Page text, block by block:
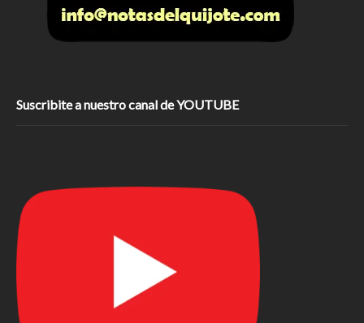
Suscribite a nuestro canal de YOUTUBE